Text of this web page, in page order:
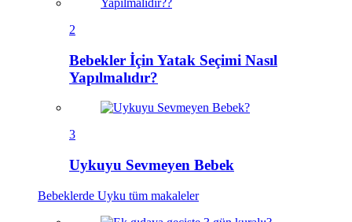
2
Bebekler İçin Yatak Seçimi Nasıl
Yapılmalıdır?
3
Uykuyu Sevmeyen Bebek
Bebeklerde Uyku tüm makaleler